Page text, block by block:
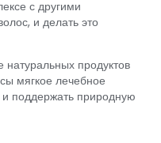
с другими
и делать это
натуральных продуктов
мягкое лечебное
и поддержать природную